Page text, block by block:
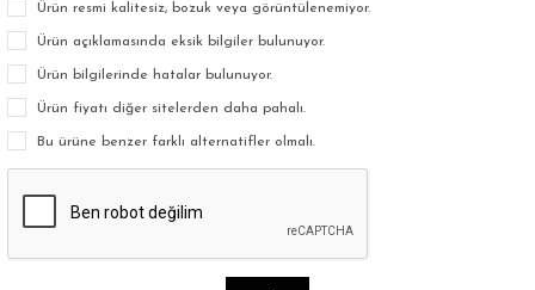
Ürün resmi kalitesiz, bozuk veya görüntülenemiyor.
Ürün açıklamasında eksik bilgiler bulunuyor.
Ürün bilgilerinde hatalar bulunuyor.
Ürün fiyatı diğer sitelerden daha pahalı.
Bu ürüne benzer farklı alternatifler olmalı.